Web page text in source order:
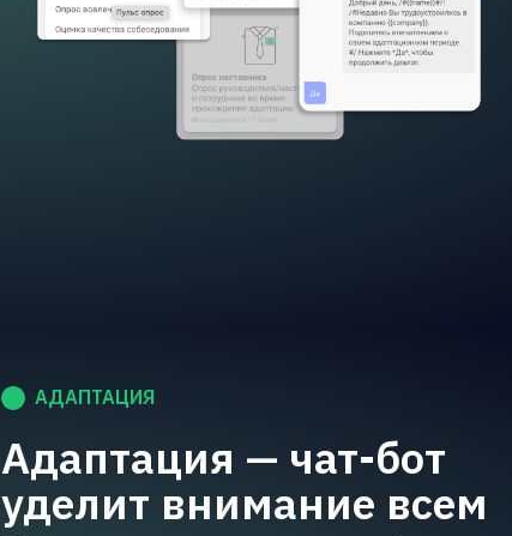
Адаптация — чат-бот
уделит внимание всем
АДАПТАЦИЯ